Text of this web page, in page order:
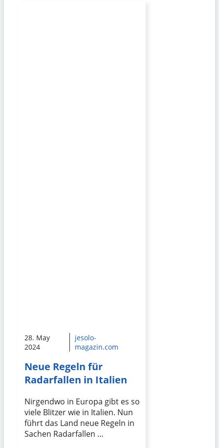
28. May
2024
jesolo-
magazin.com
Neue Regeln für
Radarfallen in Italien
Nirgendwo in Europa gibt es so
viele Blitzer wie in Italien. Nun
führt das Land neue Regeln in
Sachen Radarfallen …